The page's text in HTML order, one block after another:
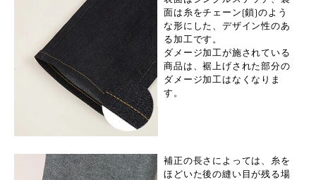
面は糸をチェーン(鎖)のよう
な形にした、デザイン性のあ
る加工です。
ダメージ加工が施されている
商品は、裾上げされた部分の
ダメージ加工はなくなりま
す。
補正の長さによっては、糸を
ほどいた後の縫い目が残る場